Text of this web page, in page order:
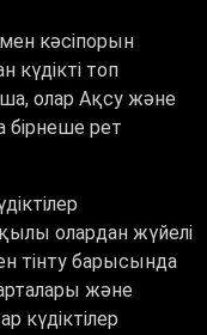
кәсіпорын
күдікті топ
олар Ақсу және
бірнеше рет
олардан жүйелі
тінту барысында
және
күдіктілер